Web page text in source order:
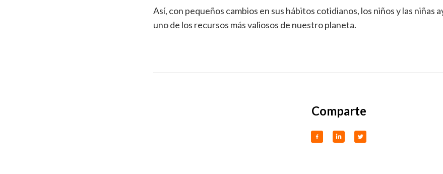
Así, con pequeños cambios en sus hábitos cotidianos, los niños y las niñas
uno de los recursos más valiosos de nuestro planeta.
Comparte